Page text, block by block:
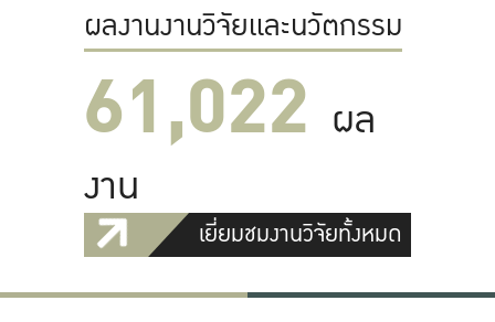
ผลงานงานวิจัยและนวัตกรรม
61,022 ผล
งาน
เยี่ยมชมงานวิจัยทั้งหมด